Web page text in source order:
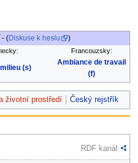
- (Diskuse k heslu )
Francouzsky:
(s)
Ambiance de travail
(f)
životní prostředí Český rejstřík
RDF kanál